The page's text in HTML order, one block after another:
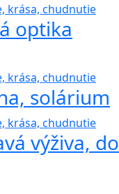
krása, chudnutie
optika
krása, chudnutie
solárium
krása, chudnutie
výživa,